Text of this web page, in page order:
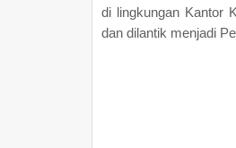
di lingkungan Kantor
dan dilantik menjadi